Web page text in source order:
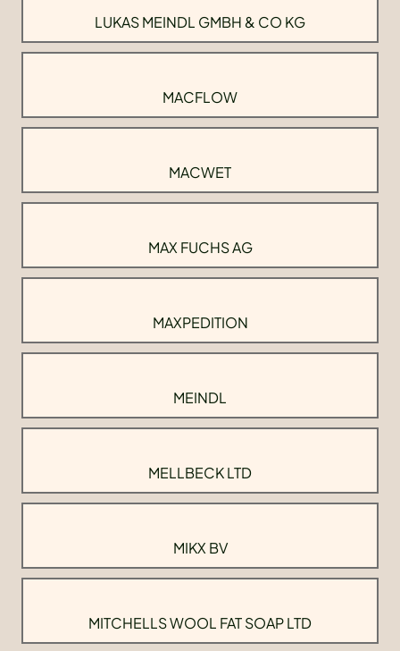
LUKAS MEINDL GMBH & CO KG
MACFLOW
MACWET
MAX FUCHS AG
MAXPEDITION
MEINDL
MELLBECK LTD
MIKX BV
MITCHELLS WOOL FAT SOAP LTD